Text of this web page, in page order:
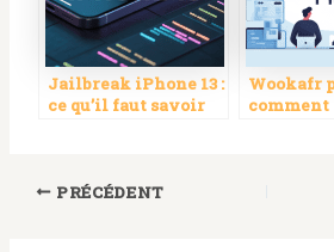
Jailbreak iPhone 13 :
ce qu’il faut savoir
Wookafr
comment
PRÉCÉDENT